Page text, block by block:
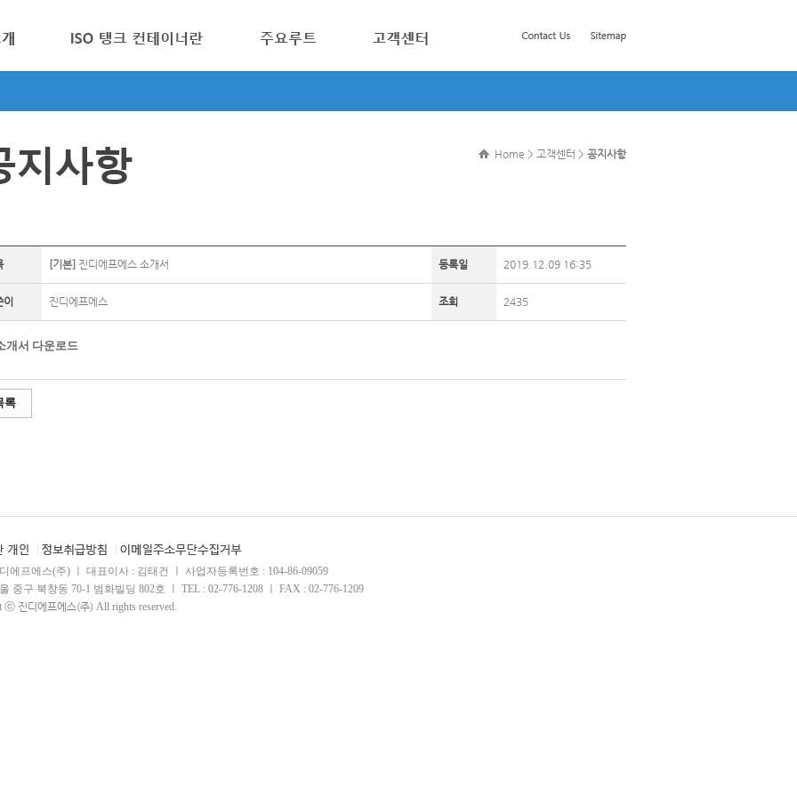
Home > 고객센터 > 공지사항
[기본] 진디에프에스 소개서 등록일 2019.12.09 16:35
진디에프에스 조회 2435
개서 다운로드
록
에프에스(주) ㅣ 대표이사 : 김태건 ㅣ 사업자등록번호 : 104-86-09059
중구 북창동 70-1 범화빌딩 802호 ㅣ TEL : 02-776-1208 ㅣ FAX : 02-776-1209
ⓒ 진디에프에스(주) All rights reserved.